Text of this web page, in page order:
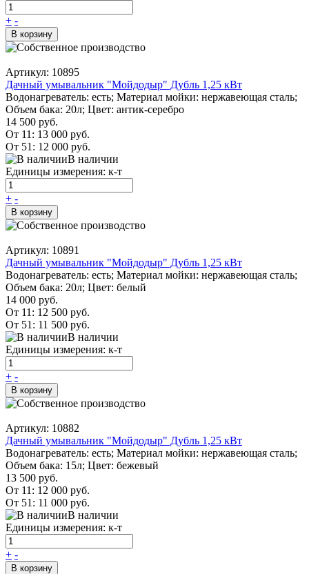
+ -
В корзину
Артикул: 10895
Дачный умывальник "Мойдодыр" Дубль 1,25 кВт
Водонагреватель: есть; Материал мойки: нержавеющая сталь;
Объем бака: 20л; Цвет: антик-серебро
14 500 руб.
От 11: 13 000 руб.
От 51: 12 000 руб.
В наличии
Единицы измерения: к-т
+ -
В корзину
Артикул: 10891
Дачный умывальник "Мойдодыр" Дубль 1,25 кВт
Водонагреватель: есть; Материал мойки: нержавеющая сталь;
Объем бака: 20л; Цвет: белый
14 000 руб.
От 11: 12 500 руб.
От 51: 11 500 руб.
В наличии
Единицы измерения: к-т
+ -
В корзину
Артикул: 10882
Дачный умывальник "Мойдодыр" Дубль 1,25 кВт
Водонагреватель: есть; Материал мойки: нержавеющая сталь;
Объем бака: 15л; Цвет: бежевый
13 500 руб.
От 11: 12 000 руб.
От 51: 11 000 руб.
В наличии
Единицы измерения: к-т
+ -
В корзину